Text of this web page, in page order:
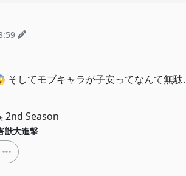
そしてモブキャラが子安ってなんて無
2nd Season
獣大進撃